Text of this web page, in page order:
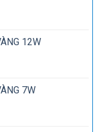
₫.
12W
₫.
7W